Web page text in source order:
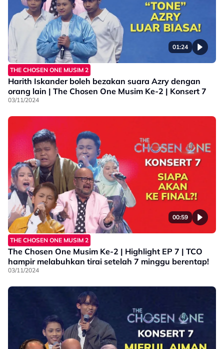
01:24
THE CHOSEN ONE MUSIM 2
Harith Iskander boleh bezakan suara Azry dengan
orang lain | The Chosen One Musim Ke-2 | Konsert 7
03/11/2024
00:59
THE CHOSEN ONE MUSIM 2
The Chosen One Musim Ke-2 | Highlight EP 7 | TCO
hampir melabuhkan tirai setelah 7 minggu berentap!
03/11/2024